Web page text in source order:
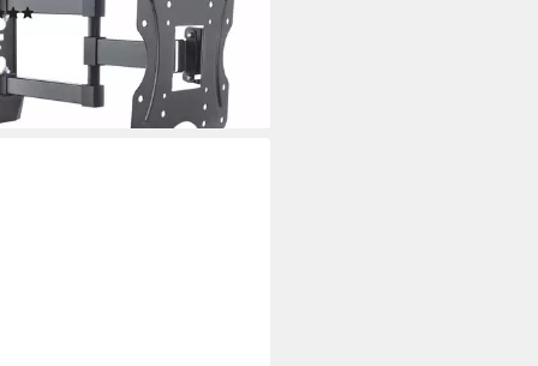
(1)
€ 29,99 €
- in 3-4 Werktagen bei dir